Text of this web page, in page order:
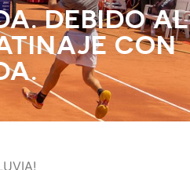
DEBIDO AL
CON